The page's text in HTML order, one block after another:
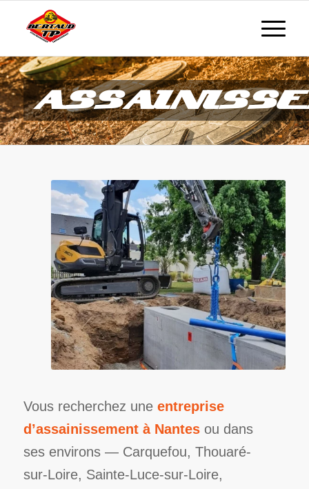
Vous recherchez une entreprise
d’assainissement à Nantesou dans
ses environs — Carquefou, Thouaré-
sur-Loire, Sainte-Luce-sur-Loire,